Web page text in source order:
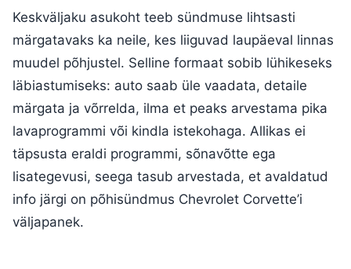
Keskväljaku asukoht teeb sündmuse lihtsasti
märgatavaks ka neile, kes liiguvad laupäeval linnas
muudel põhjustel. Selline formaat sobib lühikeseks
läbiastumiseks: auto saab üle vaadata, detaile
märgata ja võrrelda, ilma et peaks arvestama pika
lavaprogrammi või kindla istekohaga. Allikas ei
täpsusta eraldi programmi, sõnavõtte ega
lisategevusi, seega tasub arvestada, et avaldatud
info järgi on põhisündmus Chevrolet Corvette’i
väljapanek.